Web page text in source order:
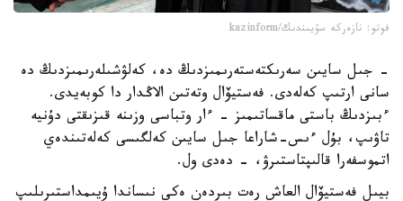
فوتو: نازەركە سۇيىندىك/kazinform
- جىل سايىن سەرىكتەستەرىمىزدىڭ دە، كەلۋشىلەرىمىزدىڭ دە
سانى ارتىپ كەلەدى. فەستيۆال وتەتىن الاڭدار دا كوبەيدى.
ءبىزدىڭ باستى ماقساتىمىز - ءار وتباسى وزىنە قىزىقتى دۇنيە
تاۋىپ، بۇل ءىس-شاراعا جىل سايىن كەلگىسى كەلەتىندەي
اتموسفەرا قالىپتاستىرۋ، - دەدى ول.
بيىل فەستيۆال العاش رەت بىردەن ەكى نىساندا ۇيىمداستىرىلىپ